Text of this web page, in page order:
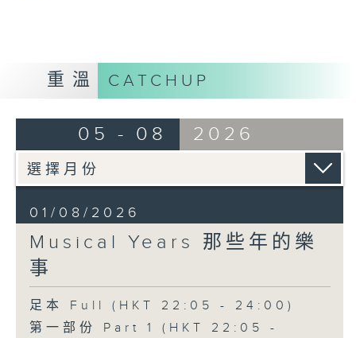
重溫 CATCHUP
05 - 08 2026
01/08/2026
Musical Years 那些年的樂
事
足本 Full (HKT 22:05 - 24:00)
第一部份 Part 1 (HKT 22:05 -